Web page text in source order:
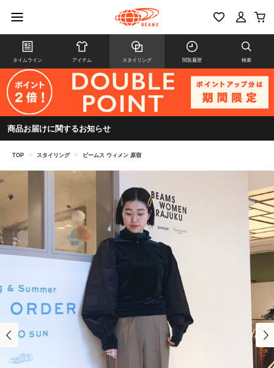
タイムライン アイテム スタイリング 閲覧履歴 検索
商品お届けに関するお知らせ
TOP > スタイリング > ビームス ウィメン 原宿